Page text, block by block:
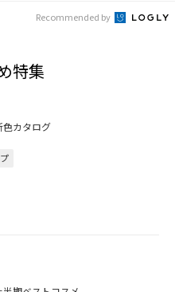
Recommended by
特集
カタログ